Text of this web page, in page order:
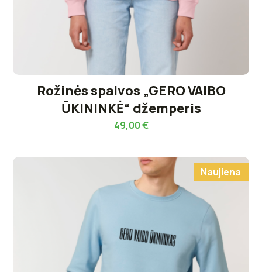
Rožinės spalvos „GERO VAIBO
ŪKININKĖ“ džemperis
49,00€
Naujiena